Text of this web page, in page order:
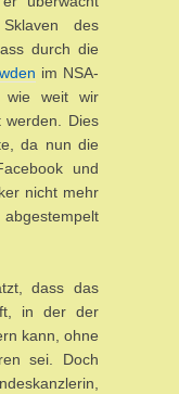
des
durch die
im NSA-
wie weit wir
werden. Dies
da nun die
und
nicht mehr
dass das
in der der
kann, ohne
sei. Doch